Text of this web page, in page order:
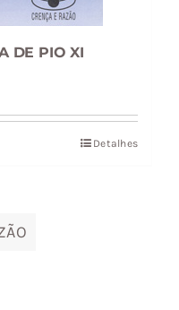
DE PIO XI
Detalhes